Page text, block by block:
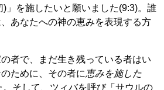
)」を施したいと願いました(9:3)。誰
あなたへの神の恵みを表現する方
者で、まだ生き残っている者はい
ために、その者に恵みを施した
。そして、ツィバを呼び「サウルの